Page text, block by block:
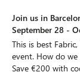
Join us in
September 28 -
This is best
event. How do
Save €200 with